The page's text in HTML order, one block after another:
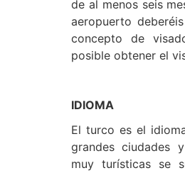
de al menos seis
aeropuerto
concepto de
posible obtener el
IDIOMA
El turco es el
grandes ciudades
muy turísticas se